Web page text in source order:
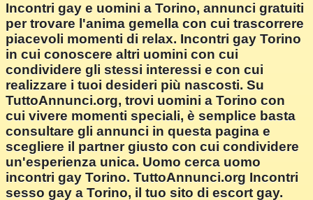
Incontri gay e uomini a Torino, annunci gratuiti
per trovare l'anima gemella con cui trascorrere
piacevoli momenti di relax. Incontri gay Torino
in cui conoscere altri uomini con cui
condividere gli stessi interessi e con cui
realizzare i tuoi desideri più nascosti. Su
TuttoAnnunci.org, trovi uomini a Torino con
cui vivere momenti speciali, è semplice basta
consultare gli annunci in questa pagina e
scegliere il partner giusto con cui condividere
un'esperienza unica. Uomo cerca uomo
incontri gay Torino. TuttoAnnunci.org Incontri
sesso gay a Torino, il tuo sito di escort gay.